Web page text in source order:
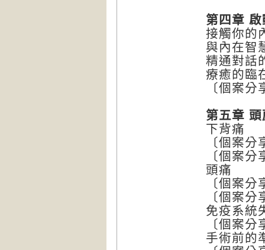
第四章
接觸你的
與內在智
精通對話
療癒的臨
〔個案
第五章
下背痛
〔個案
〔個案
頭痛
〔個案
〔個案
免疫系統
〔個案
手術前的